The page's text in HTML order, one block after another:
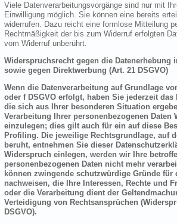
Viele Datenverarbeitungsvorgänge sind nur mit
Einwilligung möglich. Sie können eine bereits
widerrufen. Dazu reicht eine formlose Mitteilung
Rechtmäßigkeit der bis zum Widerruf erfolgten
vom Widerruf unberührt.
Widerspruchsrecht gegen die Datenerhebung
sowie gegen Direktwerbung (Art. 21 DSGVO)
Wenn die Datenverarbeitung auf Grundlage
oder f DSGVO erfolgt, haben Sie jederzeit das
die sich aus Ihrer besonderen Situation
Verarbeitung Ihrer personenbezogenen Daten
einzulegen; dies gilt auch für ein auf diese
Profiling. Die jeweilige Rechtsgrundlage, auf
beruht, entnehmen Sie dieser
Widerspruch einlegen, werden wir Ihre
personenbezogenen Daten nicht mehr
können zwingende schutzwürdige Gründe für
nachweisen, die Ihre Interessen, Rechte und
oder die Verarbeitung dient der
Verteidigung von Rechtsansprüchen
DSGVO).